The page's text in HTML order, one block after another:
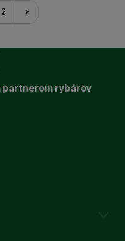
2
nasledujúci
partnerom rybárov